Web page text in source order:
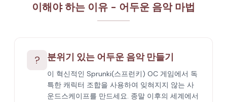
이해야 하는 이유 - 어두운 음악 마법
? 분위기 있는 어두운 음악 만들기
이 혁신적인 Sprunki(스프런키) OC 게임에서 독
특한 캐릭터 조합을 사용하여 잊혀지지 않는 사
운드스케이프를 만드세요. 종말 이후의 세계에서